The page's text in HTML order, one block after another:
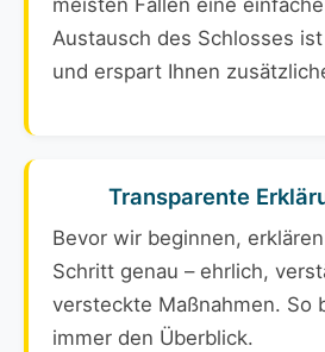
meisten Fällen eine
Austausch des Schlosses
und erspart Ihnen
Transparente
Bevor wir beginnen,
Schritt genau – ehrlich,
versteckte Maßnahmen. So
immer den Überblick.